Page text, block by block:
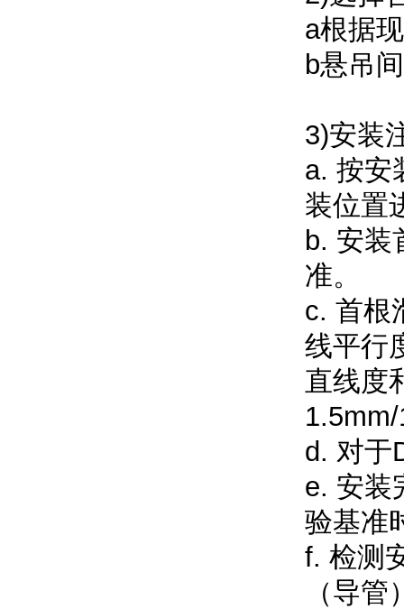
a根据
b悬吊
3)安装
a. 按安
装位置
b. 安装
准。
c. 首根
线平行
直线度
d. 对于
e. 安装
验基准
f. 检测
（导